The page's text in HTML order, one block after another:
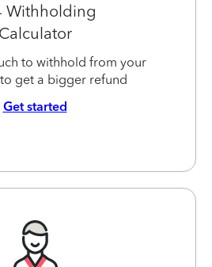
Withholding
Calculator
to withhold from your
get a bigger refund
Get started